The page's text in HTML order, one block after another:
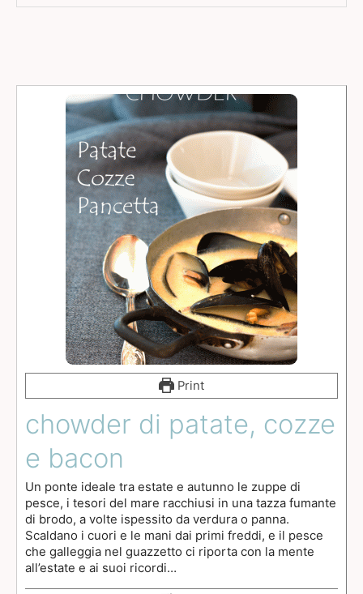
Print
chowder di patate, cozze
e bacon
Un ponte ideale tra estate e autunno le zuppe di
pesce, i tesori del mare racchiusi in una tazza fumante
di brodo, a volte ispessito da verdura o panna.
Scaldano i cuori e le mani dai primi freddi, e il pesce
che galleggia nel guazzetto ci riporta con la mente
all’estate e ai suoi ricordi…